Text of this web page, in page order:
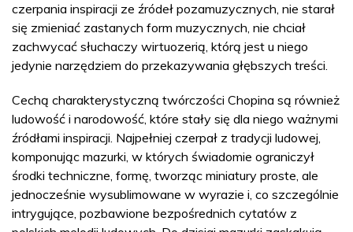
czerpania inspiracji ze źródeł pozamuzycznych, nie starał
się zmieniać zastanych form muzycznych, nie chciał
zachwycać słuchaczy wirtuozerią, którą jest u niego
jedynie narzędziem do przekazywania głębszych treści.
Cechą charakterystyczną twórczości Chopina są również
ludowość i narodowość, które stały się dla niego ważnymi
źródłami inspiracji. Najpełniej czerpał z tradycji ludowej,
komponując mazurki, w których świadomie ograniczył
środki techniczne, formę, tworząc miniatury proste, ale
jednocześnie wysublimowane w wyrazie i, co szczególnie
intrygujące, pozbawione bezpośrednich cytatów z